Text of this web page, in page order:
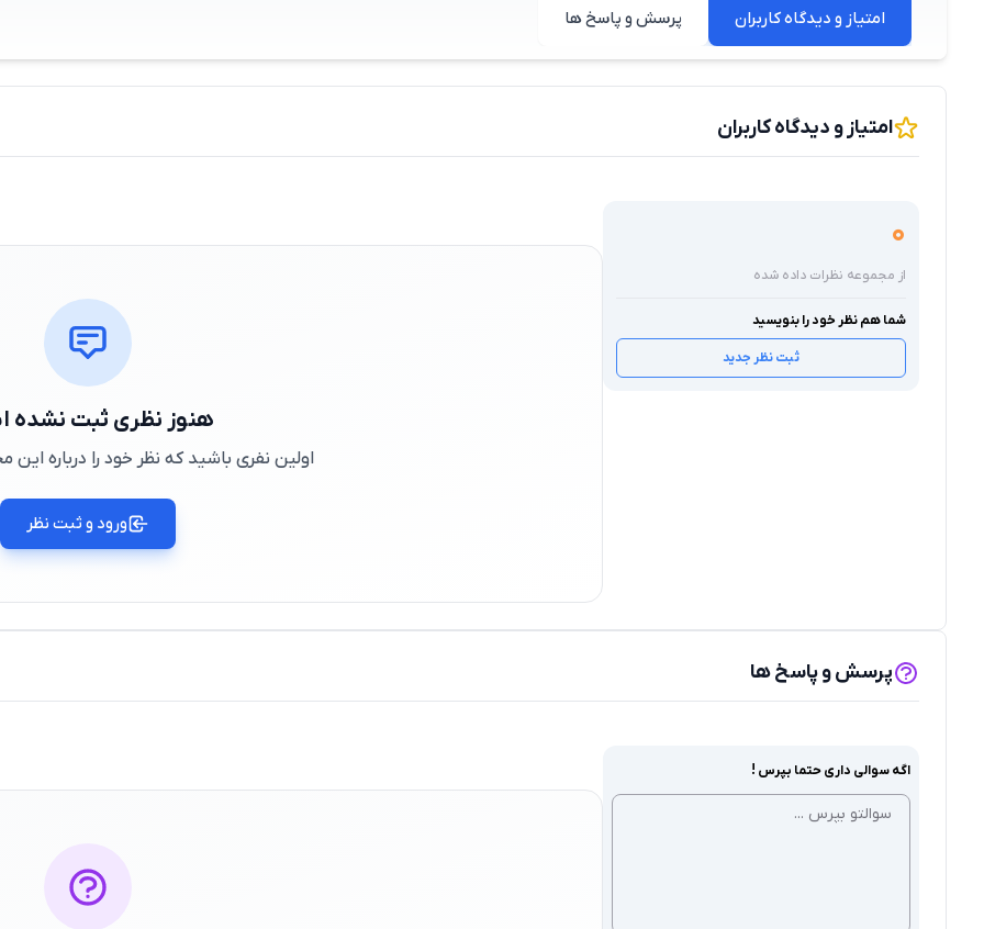
امتیاز و دیدگاه کاربران پرسش و پاسخ ها
امتیاز و دیدگاه کاربران
0
از مجموعه نظرات داده شده
شما هم نظر خود را بنویسید
ثبت نظر جدید
هنوز نظری ثبت نشده
اولین نفری باشید که نظر خود را درباره
ورود و ثبت نظر
پرسش و پاسخ ها
اگه سوالی داری حتما بپرس !